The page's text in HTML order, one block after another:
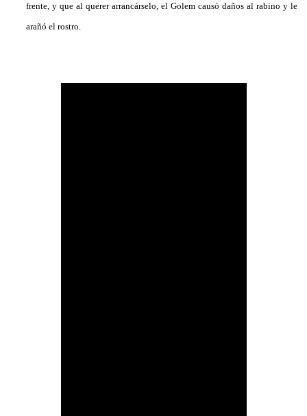
frente, y que al querer arrancárselo, el Golem causó daños al rabino y le
arañó el rostro.